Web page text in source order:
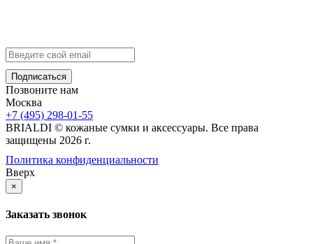
Позвоните нам
Москва
+7 (495) 298-01-55
BRIALDI © кожаные сумки и аксессуары. Все права
защищены 2026 г.
Политика конфиденциальности
Вверх
×
Заказать звонок